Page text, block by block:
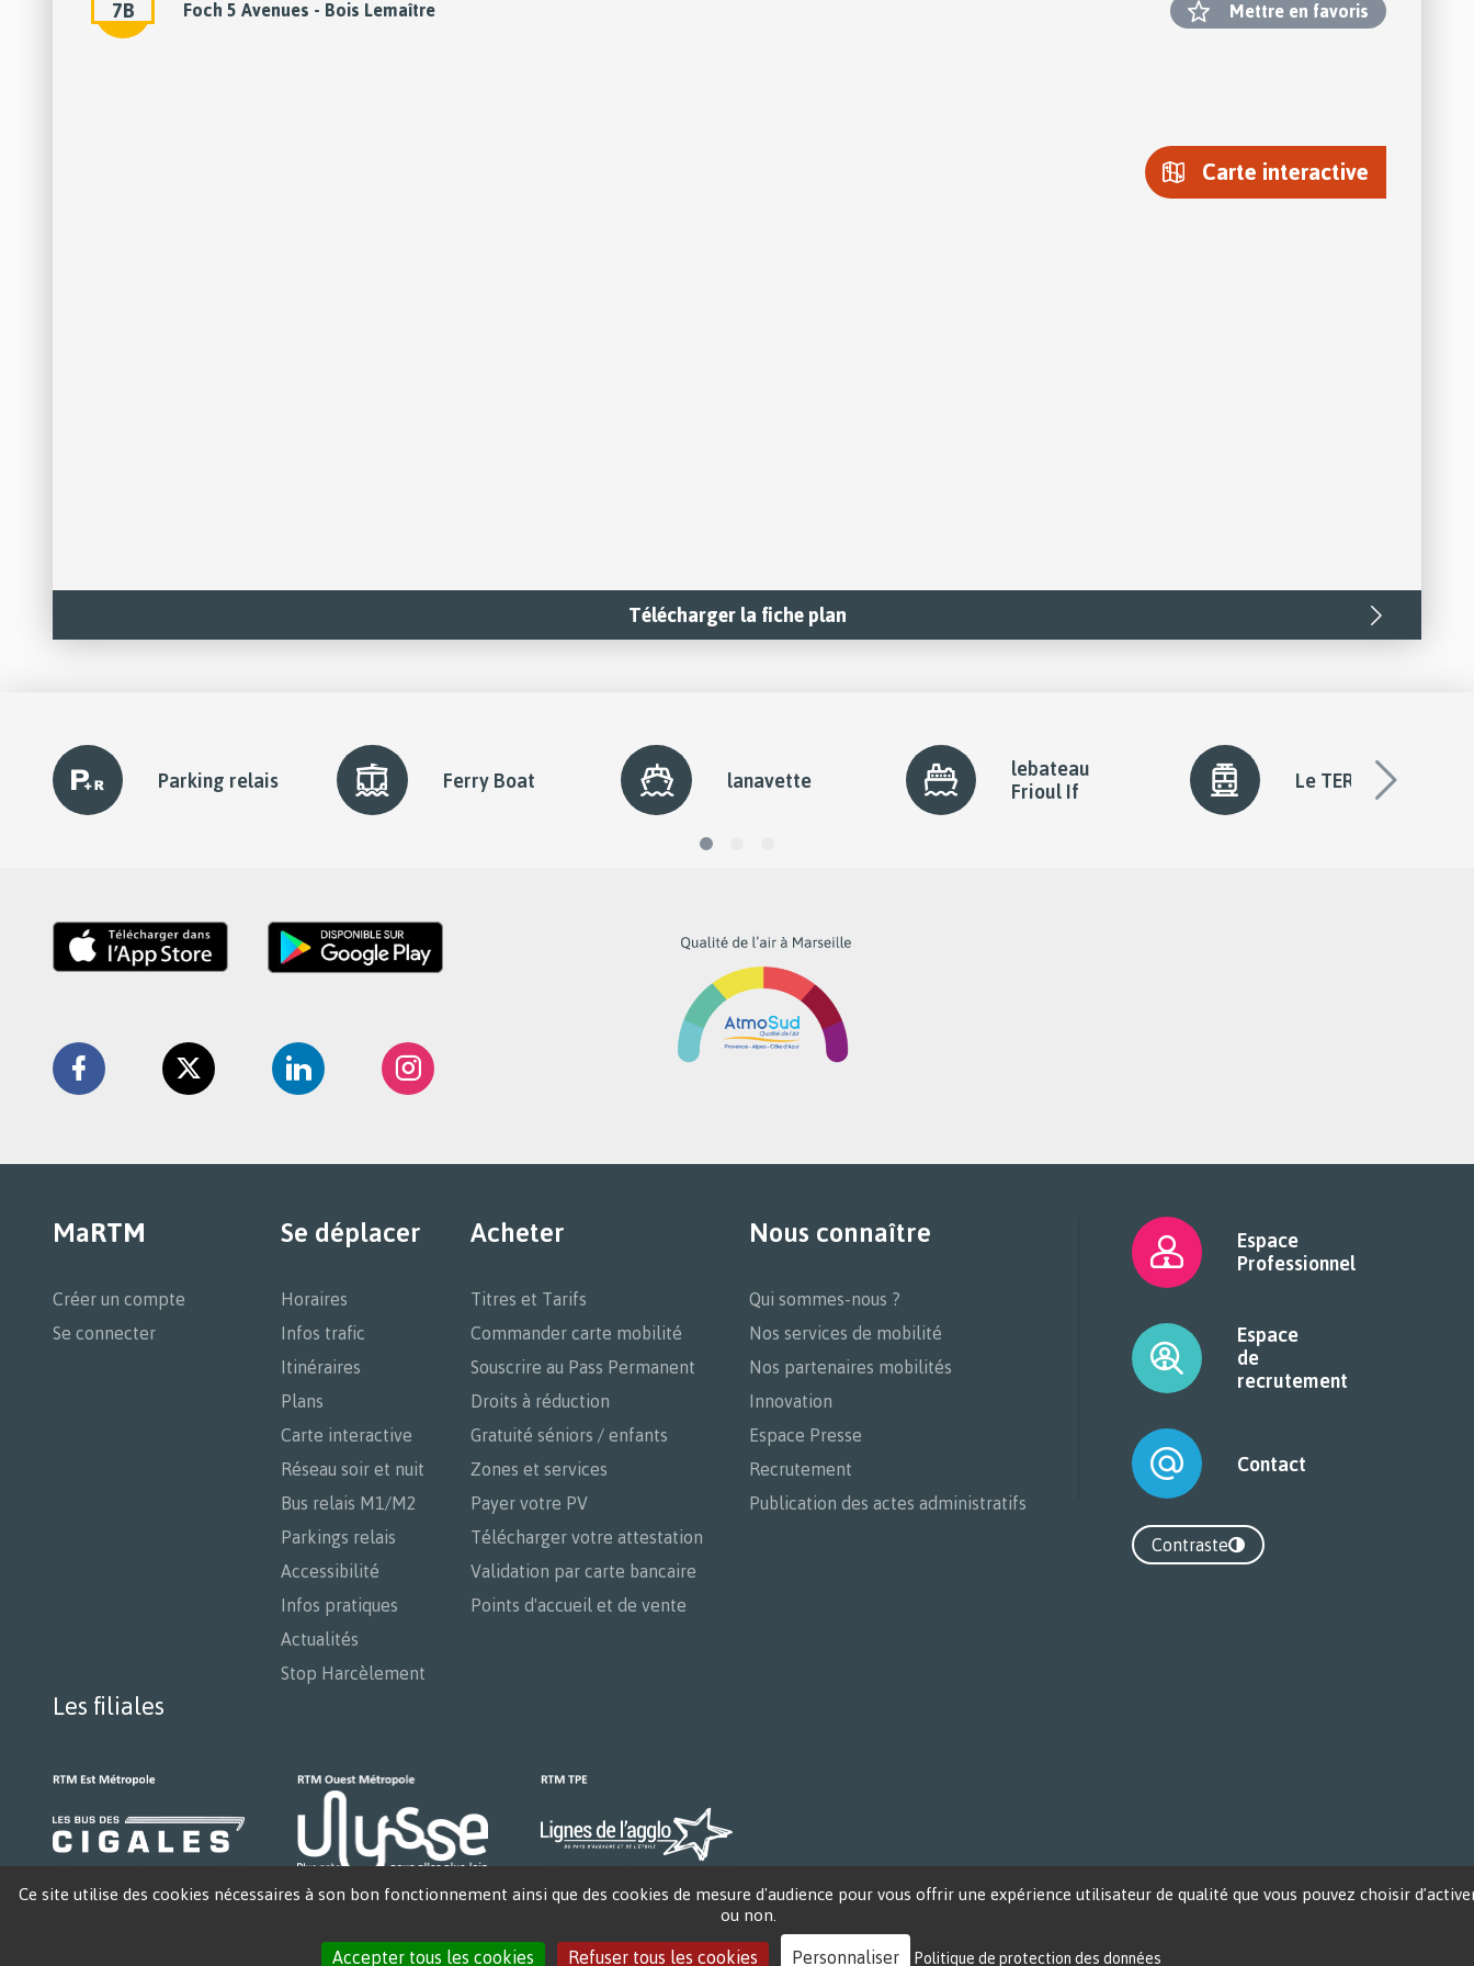
*
7B
Foch 5 Avenues - Bois Lemaître
Mettre en favoris
Carte interactive
Télécharger la fiche plan
slider
element
Parking relais Ferry Boat lanavette
lebateau
Frioul If
Le TER
diapo
Retrouvez
laFacebookTwitter Linkedin Instagram
MaRTM
Créer un compte
Se connecter
Navigation
Se déplacer
Horaires
Infos trafic
Itinéraires
Plans
Carte interactive
Réseau soir et nuit
Bus relais M1/M2
Parkings relais
Accessibilité
Infos pratiques
Actualités
Stop Harcèlement
Acheter
Titres et Tarifs
Commander carte mobilité
Souscrire au Pass Permanent
Droits à réduction
Gratuité séniors / enfants
Zones et services
Payer votre PV
Télécharger votre attestation
Validation par carte bancaire
Points d'accueil et de vente
Nous connaître
Qui sommes-nous ?
Nos services de mobilité
Nos partenaires mobilités
Innovation
Espace Presse
Recrutement
Publication des actes administratifs
Espace
Professionnel
Espace
de
recrutement
Contact
ContrasteContraste
Les filiales
Ce site utilise des cookies nécessaires à son bon fonctionnement ainsi que des cookies de mesure d'audience pour vous offrir une expérience utilisateur de qualité que vous pouvez choisir
ou non.
Accepter tous les cookies Refuser tous les cookies Personnaliser Politique de protection des données